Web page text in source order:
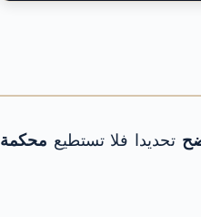
تحديدا فلا تستطيع محكمة